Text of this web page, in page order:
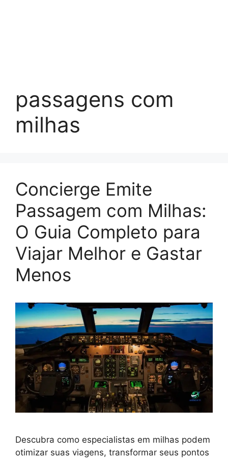
passagens com
milhas
Concierge Emite
Passagem com Milhas:
O Guia Completo para
Viajar Melhor e Gastar
Menos
Descubra como especialistas em milhas podem
otimizar suas viagens, transformar seus pontos